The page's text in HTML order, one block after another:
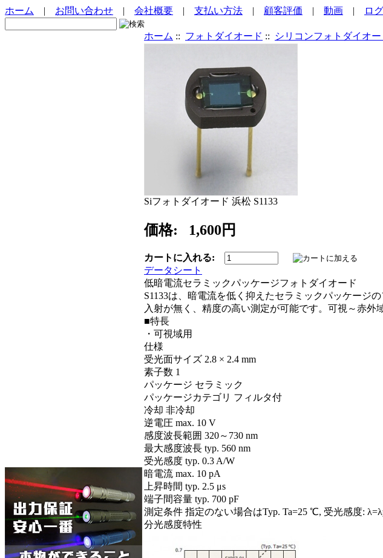
ホーム | お問い合わせ | 会社概要 | 支払い方法 | 顧客評価 | 動画 | ロ
ホーム :: フォトダイオード :: シリコンフォトダイオー
Siフォトダイオード 浜松 S1133
価格: 1,600円
カートに入れる:
データシート
低暗電流セラミックパッケージフォトダイオード
S1133は、暗電流を低く抑えたセラミックパッケージ
入射が無く、精度の高い測定が可能です。可視～赤外
■特長
・可視域用
仕様
受光面サイズ 2.8 × 2.4 mm
素子数 1
パッケージ セラミック
パッケージカテゴリ フィルタ付
冷却 非冷却
逆電圧 max. 10 V
感度波長範囲 320～730 nm
最大感度波長 typ. 560 nm
受光感度 typ. 0.3 A/W
暗電流 max. 10 pA
上昇時間 typ. 2.5 μs
端子間容量 typ. 700 pF
測定条件 指定のない場合はTyp. Ta=25 ℃, 受光感度:
分光感度特性